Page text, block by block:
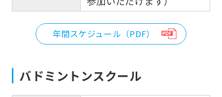
年間スケジュール（PDF）
バドミントンスクール
Central
Sports
official
is